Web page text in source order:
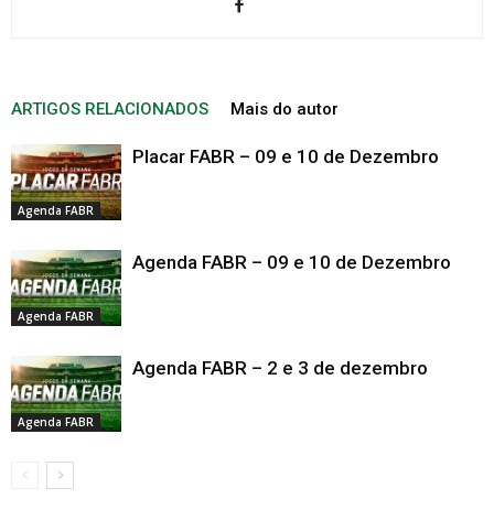
ARTIGOS RELACIONADOS Mais do autor
Agenda FABR
Placar FABR – 09 e 10 de Dezembro
Agenda FABR
Agenda FABR – 09 e 10 de Dezembro
Agenda FABR
Agenda FABR – 2 e 3 de dezembro